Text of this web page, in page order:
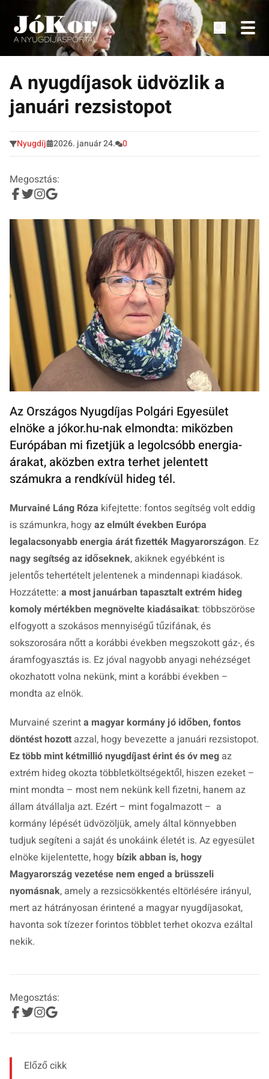
Tovább
tartalomra
Tudnivalók, érdekességek idősek számára.
A nyugdíjasok üdvözlik a
januári rezsistopot
Nyugdíj 2026. január 24. 0
Megosztás:
Az Országos Nyugdíjas Polgári Egyesület
elnöke a jókor.hu-nak elmondta: miközben
Európában mi fizetjük a legolcsóbb energia-
árakat, aközben extra terhet jelentett
számukra a rendkívül hideg tél.
Murvainé Láng Róza kifejtette: fontos segítség volt eddig
is számunkra, hogy az elmúlt években Európa
legalacsonyabb energia árát fizették Magyarországon. Ez
nagy segítség az időseknek, akiknek egyébként is
jelentős tehertételt jelentenek a mindennapi kiadások.
Hozzátette: a most januárban tapasztalt extrém hideg
komoly mértékben megnövelte kiadásaikat: többszöröse
elfogyott a szokásos mennyiségű tűzifának, és
sokszorosára nőtt a korábbi években megszokott gáz-, és
áramfogyasztás is. Ez jóval nagyobb anyagi nehézséget
okozhatott volna nekünk, mint a korábbi években –
mondta az elnök.
Murvainé szerinta magyar kormány jó időben, fontos
döntést hozott azzal, hogy bevezette a januári rezsistopot.
Ez több mint kétmillió nyugdíjast érint és óv meg az
extrém hideg okozta többletköltségektől, hiszen ezeket –
mint mondta – most nem nekünk kell fizetni, hanem az
állam átvállalja azt. Ezért – mint fogalmazott – a
kormány lépését üdvözöljük, amely által könnyebben
tudjuk segíteni a saját és unokáink életét is. Az egyesület
elnöke kijelentette, hogy bízik abban is, hogy
Magyarország vezetése nem enged a brüsszeli
nyomásnak, amely a rezsicsökkentés eltörlésére irányul,
mert az hátrányosan érintené a magyar nyugdíjasokat,
havonta sok tízezer forintos többlet terhet okozva ezáltal
nekik.
Megosztás:
Előző cikk